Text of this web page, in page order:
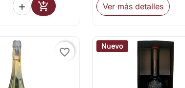
 
Añadir al carrito
Ver más detalles
favorite_border
Nuevo